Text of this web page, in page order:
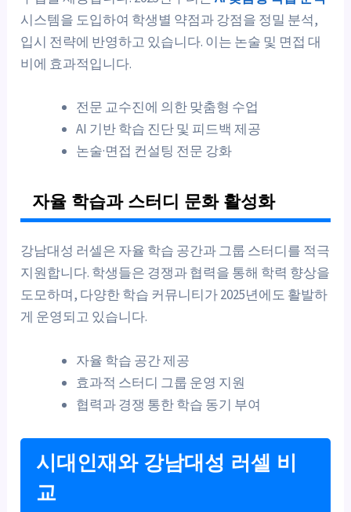
시스템을 도입하여 학생별 약점과 강점을 정밀 분석,
입시 전략에 반영하고 있습니다. 이는 논술 및 면접 대
비에 효과적입니다.
전문 교수진에 의한 맞춤형 수업
AI 기반 학습 진단 및 피드백 제공
논술·면접 컨설팅 전문 강화
자율 학습과 스터디 문화 활성화
강남대성 러셀은 자율 학습 공간과 그룹 스터디를 적극
지원합니다. 학생들은 경쟁과 협력을 통해 학력 향상을
도모하며, 다양한 학습 커뮤니티가 2025년에도 활발하
게 운영되고 있습니다.
자율 학습 공간 제공
효과적 스터디 그룹 운영 지원
협력과 경쟁 통한 학습 동기 부여
시대인재와 강남대성 러셀 비
교